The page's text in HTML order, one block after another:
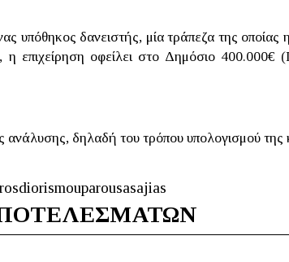
υπόθηκος δανειστής, μία τράπεζα της
επιχείρηση οφείλει στο Δημόσιο 400.000€
ανάλυσης, δηλαδή του τρόπου υπολογισμού